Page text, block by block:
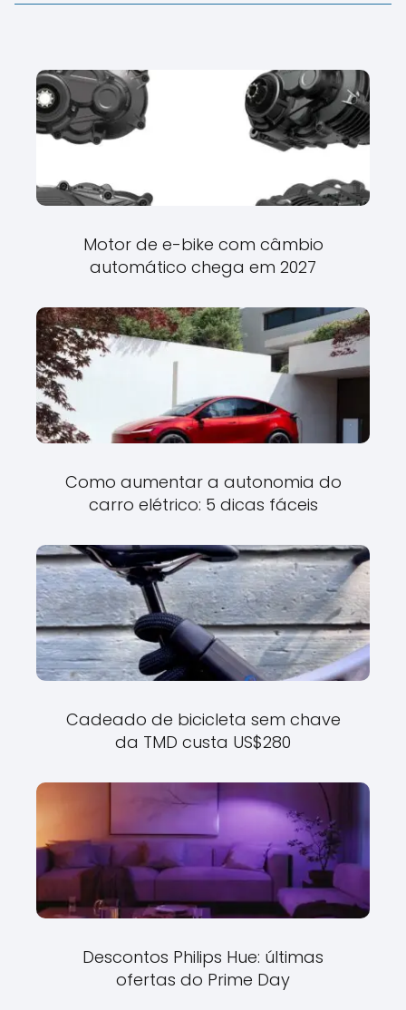
Motor de e-bike com câmbio
automático chega em 2027
Como aumentar a autonomia do
carro elétrico: 5 dicas fáceis
Cadeado de bicicleta sem chave
da TMD custa US$280
Descontos Philips Hue: últimas
ofertas do Prime Day